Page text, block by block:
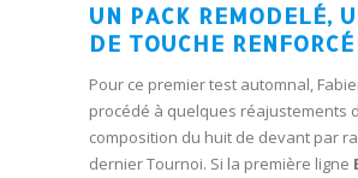
UN PACK REMODELÉ,
DE TOUCHE RENFORCÉ
Pour ce premier test automnal,
procédé à quelques réajustements
composition du huit de devant par
dernier Tournoi. Si la première ligne